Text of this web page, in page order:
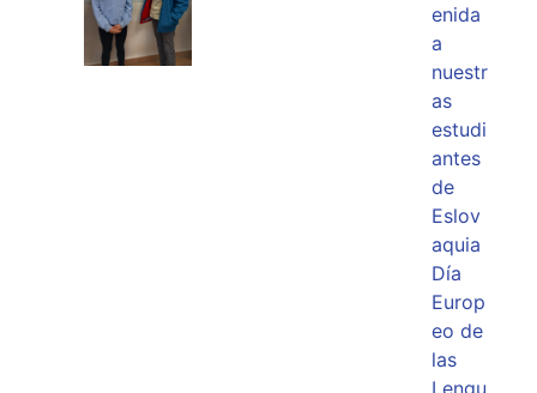
enida
a
nuestr
as
estudi
antes
de
Eslov
aquia
Día
Europ
eo de
las